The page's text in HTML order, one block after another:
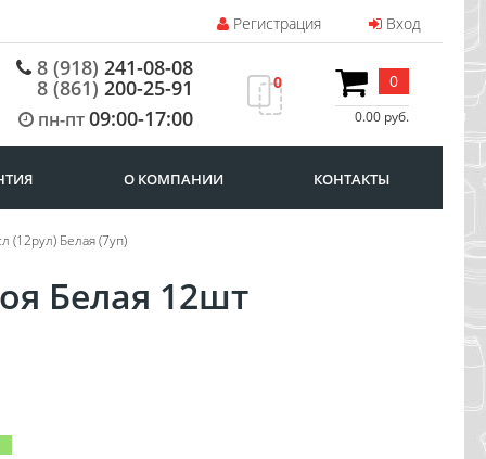
Регистрация Вход
8 (918) 241-08-08
8 (861) 200-25-91
пн-пт09:00-17:00
0 0
0.00 руб.
О КОМПАНИИ КОНТАКТЫ
(12рул) Белая (7уп)
Белая 12шт